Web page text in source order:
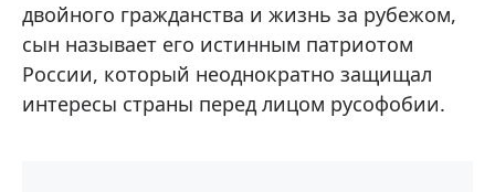
двойного гражданства и жизнь за рубежом,
сын называет его истинным патриотом
России, который неоднократно защищал
интересы страны перед лицом русофобии.